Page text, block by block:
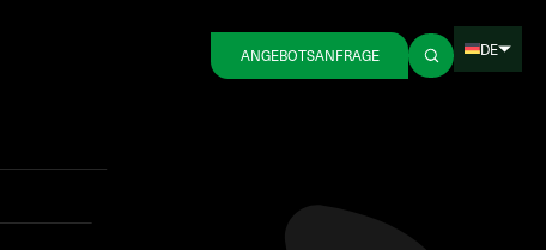
ANGEBOTSANFRAGE DE